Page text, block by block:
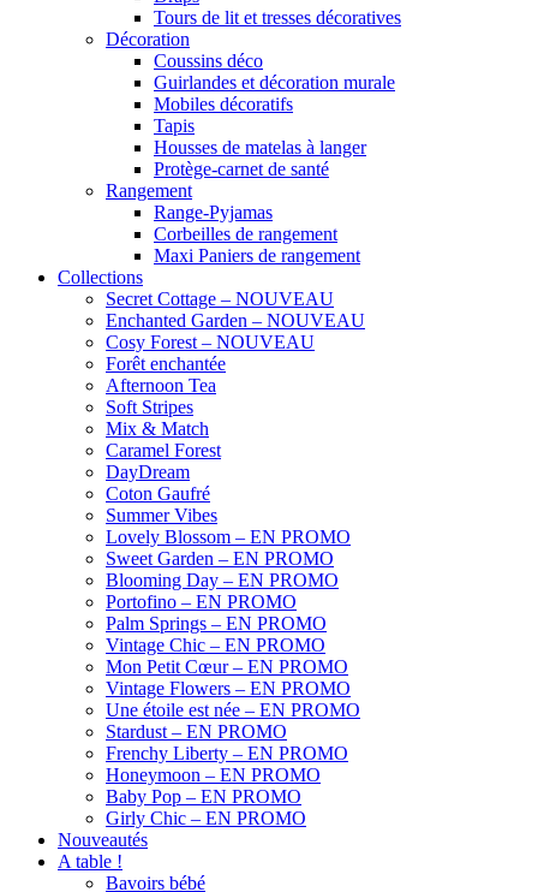
Tours de lit et tresses décoratives
Décoration
Coussins déco
Guirlandes et décoration murale
Mobiles décoratifs
Tapis
Housses de matelas à langer
Protège-carnet de santé
Rangement
Range-Pyjamas
Corbeilles de rangement
Maxi Paniers de rangement
Collections
Secret Cottage – NOUVEAU
Enchanted Garden – NOUVEAU
Cosy Forest – NOUVEAU
Forêt enchantée
Afternoon Tea
Soft Stripes
Mix & Match
Caramel Forest
DayDream
Coton Gaufré
Summer Vibes
Lovely Blossom – EN PROMO
Sweet Garden – EN PROMO
Blooming Day – EN PROMO
Portofino – EN PROMO
Palm Springs – EN PROMO
Vintage Chic – EN PROMO
Mon Petit Cœur – EN PROMO
Vintage Flowers – EN PROMO
Une étoile est née – EN PROMO
Stardust – EN PROMO
Frenchy Liberty – EN PROMO
Honeymoon – EN PROMO
Baby Pop – EN PROMO
Girly Chic – EN PROMO
Nouveautés
A table !
Bavoirs bébé